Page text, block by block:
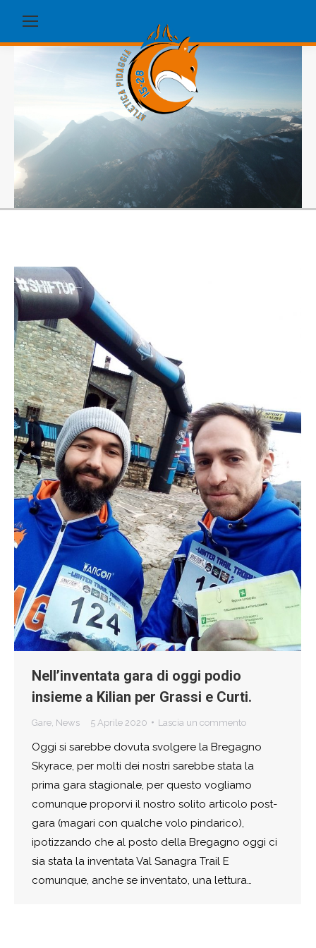
Nell’inventata gara di oggi podio
insieme a Kilian per Grassi e Curti.
Gare News 5 Aprile 2020 Lascia un commento
Oggi si sarebbe dovuta svolgere la Bregagno
Skyrace, per molti dei nostri sarebbe stata la
prima gara stagionale, per questo vogliamo
comunque proporvi il nostro solito articolo post-
gara (magari con qualche volo pindarico),
ipotizzando che al posto della Bregagno oggi ci
sia stata la inventata Val Sanagra Trail E
comunque, anche se inventato, una lettura…